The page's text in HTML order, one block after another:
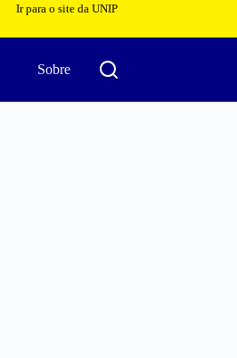
Ir para o site da UNIP
Sobre